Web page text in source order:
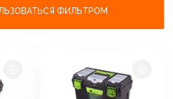
ФИЛЬТРОМ